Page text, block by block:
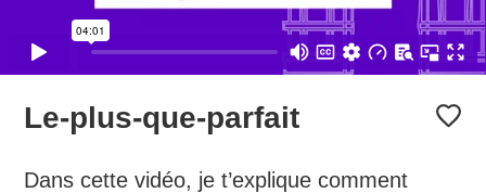
Le-plus-que-parfait
Dans cette vidéo, je t’explique comment